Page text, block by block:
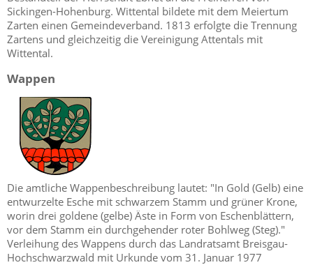
Sickingen-Hohenburg. Wittental bildete mit dem Meiertum
Zarten einen Gemeindeverband. 1813 erfolgte die Trennung
Zartens und gleichzeitig die Vereinigung Attentals mit
Wittental.
Wappen
Die amtliche Wappenbeschreibung lautet: "In Gold (Gelb) eine
entwurzelte Esche mit schwarzem Stamm und grüner Krone,
worin drei goldene (gelbe) Äste in Form von Eschenblättern,
vor dem Stamm ein durchgehender roter Bohlweg (Steg)."
Verleihung des Wappens durch das Landratsamt Breisgau-
Hochschwarzwald mit Urkunde vom 31. Januar 1977